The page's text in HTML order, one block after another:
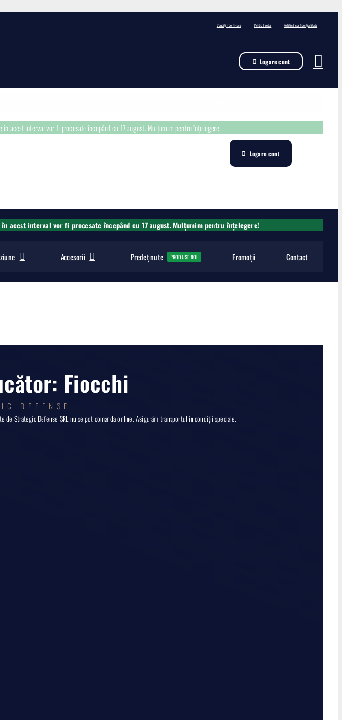
Condiții de livrare Politică retur Politică confidențialitate
Logare cont
acest interval vor fi procesate începând cu 17 august. Mulțumim pentru înțelegere!
Logare cont
acest interval vor fi procesate începând cu 17 august. Mulțumim pentru înțelegere!
Accesorii Predeținute PRODUSE NOI Promoții Contact
Fiocchi
DEFENSE
de Strategic Defense SRL nu se pot comanda online. Asigurăm transportul în condiții speciale.